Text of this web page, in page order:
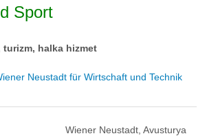
Sport
turizm, halka hizmet
Neustadt für Wirtschaft und Technik
Wiener Neustadt, Avusturya